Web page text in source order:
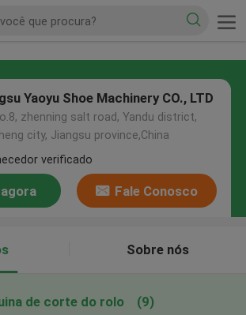
Yaoyu Shoe Machinery CO., LTD
zhenning salt road, Yandu district,
city, Jiangsu province,China
verificado
Fale Conosco
Sobre nós
de corte do rolo (9)